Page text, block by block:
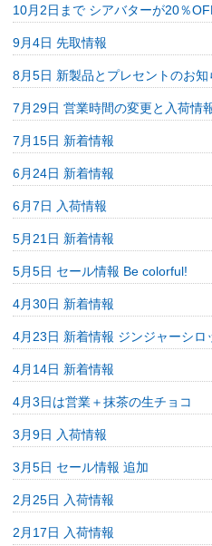
10月2日まで シアバターが20％
9月4日 先取情報
8月5日 新製品とプレセントのお知
7月29日 営業時間の変更と入荷情
7月15日 新着情報
6月24日 新着情報
6月7日 入荷情報
5月21日 新着情報
5月5日 セール情報 Be colorful!
4月30日 新着情報
4月23日 新着情報 ジンジャーシロ
4月14日 新着情報
4月3日は営業＋抹茶の生チョコ
3月9日 入荷情報
3月5日 セール情報 追加
2月25日 入荷情報
2月17日 入荷情報